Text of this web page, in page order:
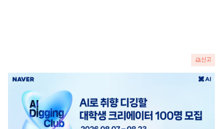
신고
광